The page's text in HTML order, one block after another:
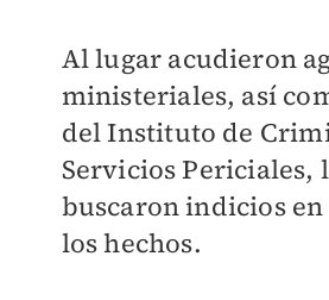
Al lugar acudieron
ministeriales, así
del Instituto de
Servicios Periciales,
buscaron indicios
los hechos.